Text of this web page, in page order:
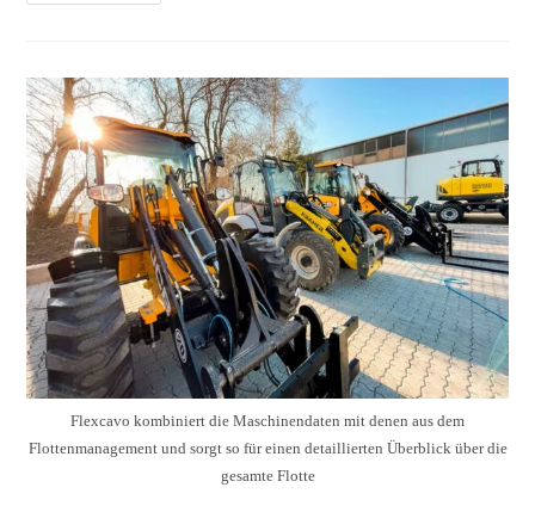
Flexcavo kombiniert die Maschinendaten mit denen aus dem
Flottenmanagement und sorgt so für einen detaillierten Überblick über die
gesamte Flotte